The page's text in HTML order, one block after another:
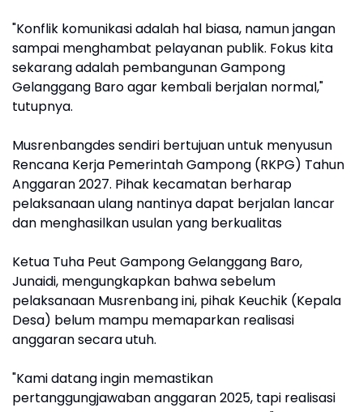
"Konflik komunikasi adalah hal biasa, namun jangan
sampai menghambat pelayanan publik. Fokus kita
sekarang adalah pembangunan Gampong
Gelanggang Baro agar kembali berjalan normal,"
tutupnya.
Musrenbangdes sendiri bertujuan untuk menyusun
Rencana Kerja Pemerintah Gampong (RKPG) Tahun
Anggaran 2027. Pihak kecamatan berharap
pelaksanaan ulang nantinya dapat berjalan lancar
dan menghasilkan usulan yang berkualitas
Ketua Tuha Peut Gampong Gelanggang Baro,
Junaidi, mengungkapkan bahwa sebelum
pelaksanaan Musrenbang ini, pihak Keuchik (Kepala
Desa) belum mampu memaparkan realisasi
anggaran secara utuh.
"Kami datang ingin memastikan
pertanggungjawaban anggaran 2025, tapi realisasi